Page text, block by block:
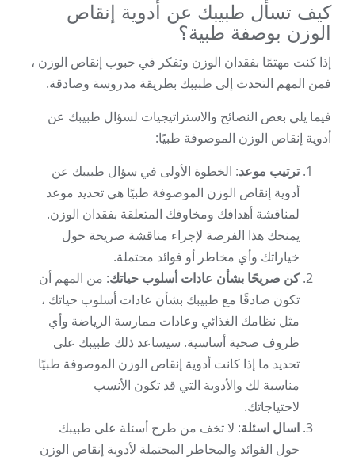
كيف تسأل طبيبك عن أدوية إنقاص
الوزن بوصفة طبية؟
إذا كنت مهتمًا بفقدان الوزن وتفكر في حبوب إنقاص الوزن ،
فمن المهم التحدث إلى طبيبك بطريقة مدروسة وصادقة.
فيما يلي بعض النصائح والاستراتيجيات لسؤال طبيبك عن
أدوية إنقاص الوزن الموصوفة طبيًا:
ترتيب موعد: الخطوة الأولى في سؤال طبيبك عن
أدوية إنقاص الوزن الموصوفة طبيًا هي تحديد موعد
لمناقشة أهدافك ومخاوفك المتعلقة بفقدان الوزن.
يمنحك هذا الفرصة لإجراء مناقشة صريحة حول
خياراتك وأي مخاطر أو فوائد محتملة.
كن صريحًا بشأن عادات أسلوب حياتك: من المهم أن
تكون صادقًا مع طبيبك بشأن عادات أسلوب حياتك ،
مثل نظامك الغذائي وعادات ممارسة الرياضة وأي
ظروف صحية أساسية. سيساعد ذلك طبيبك على
تحديد ما إذا كانت أدوية إنقاص الوزن الموصوفة طبيًا
مناسبة لك والأدوية التي قد تكون الأنسب
لاحتياجاتك.
اسال اسئلة: لا تخف من طرح أسئلة على طبيبك
حول الفوائد والمخاطر المحتملة لأدوية إنقاص الوزن